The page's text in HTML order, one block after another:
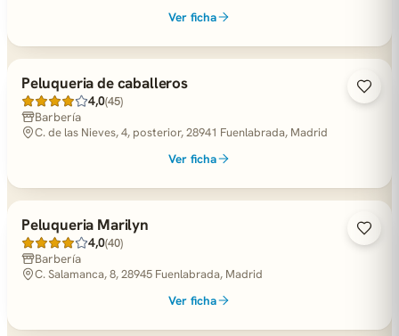
Ver ficha
Peluqueria de caballeros
4,0(45)
Barbería
C. de las Nieves, 4, posterior, 28941 Fuenlabrada, Madrid
Ver ficha
Peluqueria Marilyn
4,0(40)
Barbería
C. Salamanca, 8, 28945 Fuenlabrada, Madrid
Ver ficha